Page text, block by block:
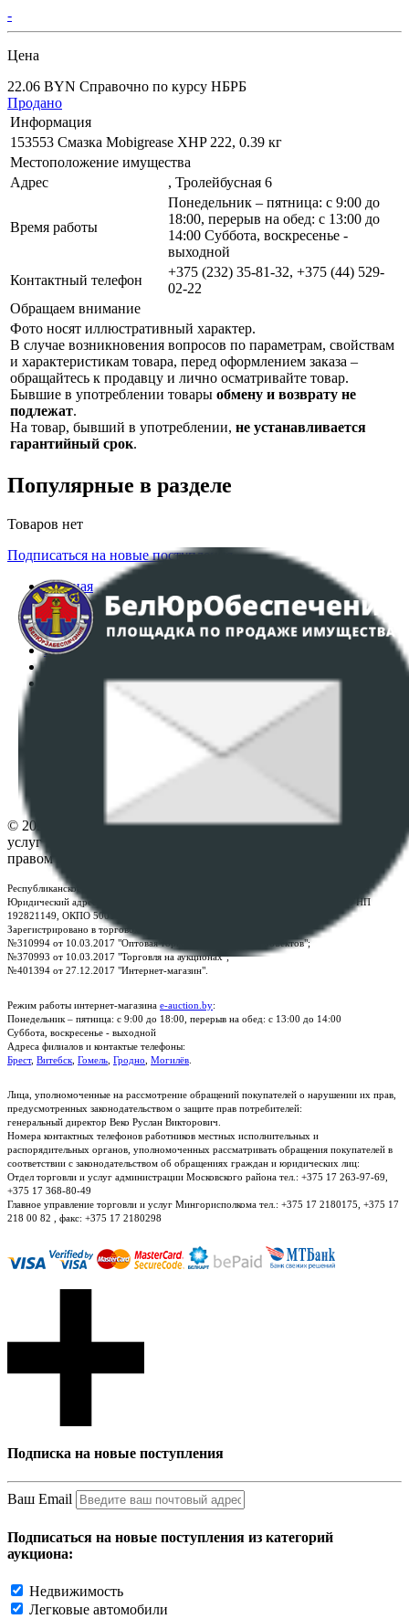
-
Цена
22.06 BYN Справочно по курсу НБРБ
Продано
Информация
153553 Смазка Mobigrease XHP 222, 0.39 кг
Местоположение имущества
Адрес
, Тролейбусная 6
Время работы
Понедельник – пятница: с 9:00 до
18:00, перерыв на обед: с 13:00 до
14:00 Суббота, воскресенье -
выходной
Контактный телефон
+375 (232) 35-81-32, +375 (44) 529-
02-22
Обращаем внимание
Фото носят иллюстративный характер.
В случае возникновения вопросов по параметрам, свойствам
и характеристикам товара, перед оформлением заказа –
обращайтесь к продавцу и лично осматривайте товар.
Бывшие в употреблении товары обмену и возврату не
подлежат.
На товар, бывший в употреблении, не устанавливается
гарантийный срок.
Популярные в разделе
Товаров нет
Подписаться на новые поступления
Главная
Аукционы
Интернет-магазин
Регламент организации и проведения торгов
Политика в отношении обработки персональных
ПОЛОЖЕНИЕ О ПОЛИТИКЕ ОБРАБОТКИ COOKIE-
Настройки cookie-файлов
© 2026 Республиканское унитарное предприятие по оказанию
услуг "БелЮрОбеспечение" - Все права защищены авторским
правом
Республиканское унитарное предприятие по оказанию услуг "БелЮрОбеспечение"
Юридический адрес: г. Минск, пр-т. Дзержинского, 1Б, e-mail:
, УНП
192821149, ОКПО 500111895000
Зарегистрировано в торговом реестре Республики Беларусь:
№310994 от 10.03.2017 "Оптовая торговля без торговых объектов";
№370993 от 10.03.2017 "Торговля на аукционах";
№401394 от 27.12.2017 "Интернет-магазин".
Режим работы интернет-магазина e-auction.by:
Понедельник – пятница: с 9:00 до 18:00, перерыв на обед: с 13:00 до 14:00
Суббота, воскресенье - выходной
Адреса филиалов и контактые телефоны:
Брест, Витебск Гомель Гродно Могилёв
Лица, уполномоченные на рассмотрение обращений покупателей о нарушении их прав,
предусмотренных законодательством о защите прав потребителей:
генеральный директор Веко Руслан Викторович.
Номера контактных телефонов работников местных исполнительных и
распорядительных органов, уполномоченных рассматривать обращения покупателей в
соответствии с законодательством об обращениях граждан и юридических лиц:
Отдел торговли и услуг администрации Московского района тел.: +375 17 263-97-69,
+375 17 368-80-49
Главное управление торговли и услуг Мингорисполкома тел.: +375 17 2180175, +375 17
218 00 82 , факс: +375 17 2180298
Подписка на новые поступления
Ваш Email
Подписаться на новые поступления из категорий
аукциона:
Недвижимость
Легковые автомобили